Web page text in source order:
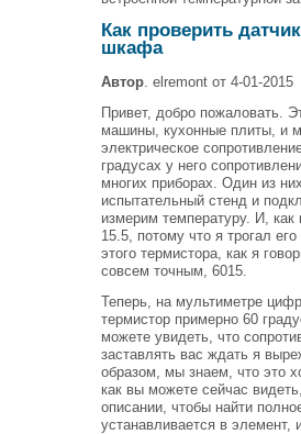
Как проверить
шкафа
Автор . elremont от 4-01-2015
Привет, добро пожаловать.
машины, кухонные плиты, и
электрическое
градусах у него
многих приборах. Один из
испытательный стенд и
измерим температуру. И, как
15.5, потому что я трогал
этого термистора, как я
совсем точным, 6015.
Теперь, на мультиметре
термистор примерно 60
можете увидеть, что
заставлять вас ждать я
образом, мы знаем, что это
как вы можете сейчас
описании, чтобы найти
устанавливается в элемент,